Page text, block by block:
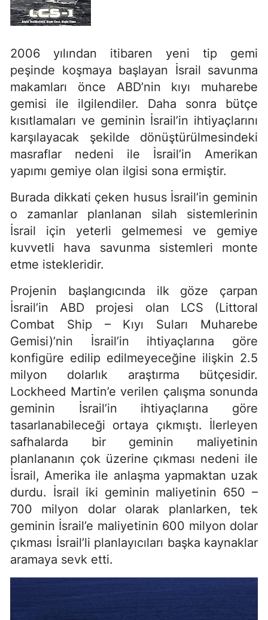
2006 yılından itibaren yeni tip gemi
peşinde koşmaya başlayan İsrail savunma
makamları önce ABD’nin kıyı muharebe
gemisi ile ilgilendiler. Daha sonra bütçe
kısıtlamaları ve geminin İsrail’in ihtiyaçlarını
karşılayacak şekilde dönüştürülmesindeki
masraflar nedeni ile İsrail’in Amerikan
yapımı gemiye olan ilgisi sona ermiştir.
Burada dikkati çeken husus İsrail’in geminin
o zamanlar planlanan silah sistemlerinin
İsrail için yeterli gelmemesi ve gemiye
kuvvetli hava savunma sistemleri monte
etme istekleridir.
Projenin başlangıcında ilk göze çarpan
İsrail’in ABD projesi olan LCS (Littoral
Combat Ship – Kıyı Suları Muharebe
Gemisi)’nin İsrail’in ihtiyaçlarına göre
konfigüre edilip edilmeyeceğine ilişkin 2.5
milyon dolarlık araştırma bütçesidir.
Lockheed Martin’e verilen çalışma sonunda
geminin İsrail’in ihtiyaçlarına göre
tasarlanabileceği ortaya çıkmıştı. İlerleyen
safhalarda bir geminin maliyetinin
planlananın çok üzerine çıkması nedeni ile
İsrail, Amerika ile anlaşma yapmaktan uzak
durdu. İsrail iki geminin maliyetinin 650 –
700 milyon dolar olarak planlarken, tek
geminin İsrail’e maliyetinin 600 milyon dolar
çıkması İsrail’li planlayıcıları başka kaynaklar
aramaya sevk etti.